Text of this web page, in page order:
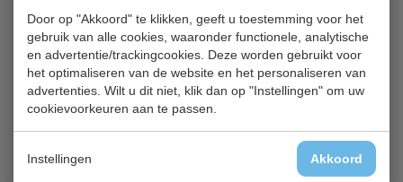
Door op "Akkoord" te klikken, geeft u toestemming voor het
gebruik van alle cookies, waaronder functionele, analytische
en advertentie/trackingcookies. Deze worden gebruikt voor
het optimaliseren van de website en het personaliseren van
advertenties. Wilt u dit niet, klik dan op "Instellingen" om uw
cookievoorkeuren aan te passen.
Instellingen Akkoord
Temperatuur: +2 / +10°C
Gerelateerde producten